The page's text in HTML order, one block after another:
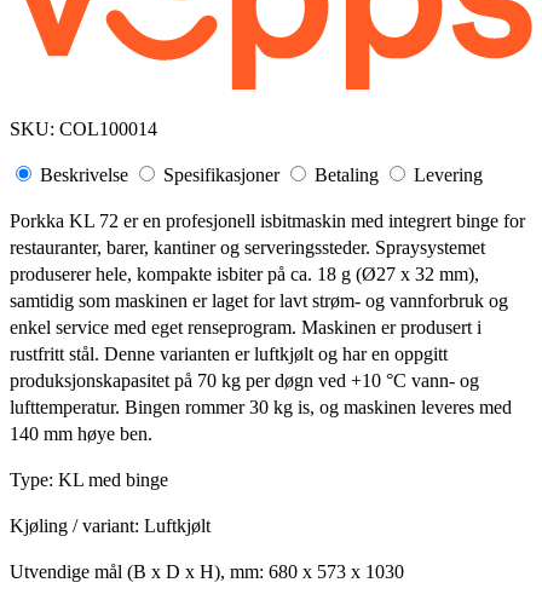
SKU: COL100014
Beskrivelse Spesifikasjoner Betaling Levering
Porkka KL 72 er en profesjonell isbitmaskin med integrert binge for
restauranter, barer, kantiner og serveringssteder. Spraysystemet
produserer hele, kompakte isbiter på ca. 18 g (Ø27 x 32 mm),
samtidig som maskinen er laget for lavt strøm- og vannforbruk og
enkel service med eget renseprogram. Maskinen er produsert i
rustfritt stål. Denne varianten er luftkjølt og har en oppgitt
produksjonskapasitet på 70 kg per døgn ved +10 °C vann- og
lufttemperatur. Bingen rommer 30 kg is, og maskinen leveres med
140 mm høye ben.
Type: KL med binge
Kjøling / variant: Luftkjølt
Utvendige mål (B x D x H), mm: 680 x 573 x 1030